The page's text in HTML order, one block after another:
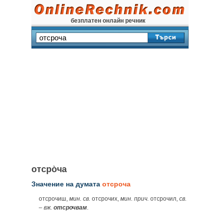
безплатен онлайн речник
отсро̀ча
Значение на думата отсроча
отсрочиш, мин. св. отсрочих, мин. прич. отсрочил, св.
– вж. отсрочвам.